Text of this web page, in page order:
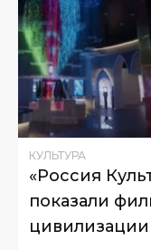
КУЛЬТУРА
«Россия
показали